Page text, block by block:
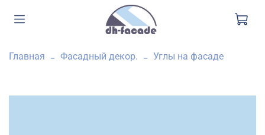
Главная Фасадный декор. Углы на фасаде